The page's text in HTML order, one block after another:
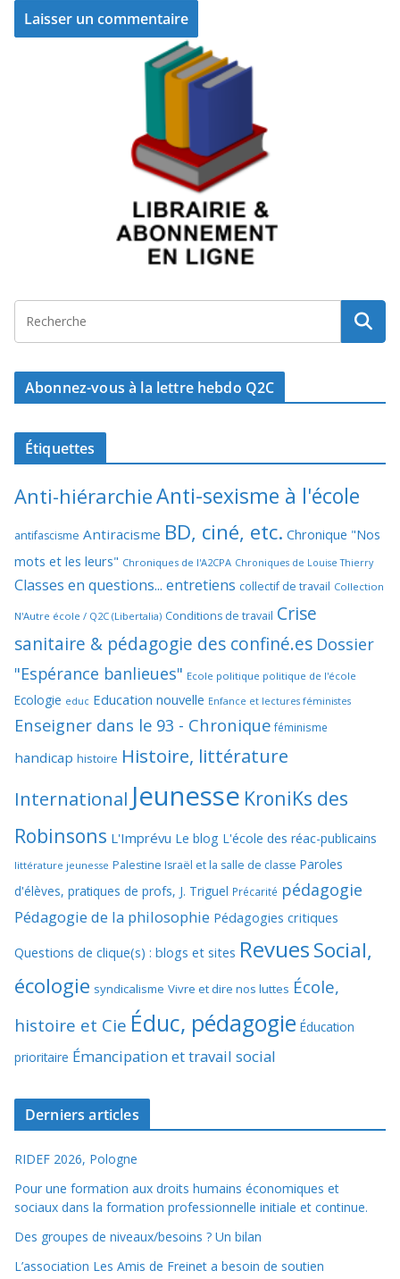
Abonnez-vous à la lettre hebdo Q2C
Étiquettes
Anti-hiérarchieAnti-sexisme à l'école
antifascisme Antiracisme BD, ciné, etc. Chronique "Nos
mots et les leurs" Chroniques de l'A2CPA Chroniques de Louise Thierry
Classes en questions... entretiens collectif de travail Collection
N'Autre école / Q2C (Libertalia) Conditions de travail Crise
sanitaire & pédagogie des confiné.es Dossier
"Espérance banlieues" Ecole politique politique de l'école
Ecologie educ Education nouvelle Enfance et lectures féministes
Enseigner dans le 93 - Chronique féminisme
handicap histoire Histoire, littérature
International Jeunesse KroniKs des
Robinsons L'Imprévu Le blog L'école des réac-publicains
littérature jeunesse Palestine Israël et la salle de classe Paroles
d'élèves, pratiques de profs, J. Triguel Précarité pédagogie
Pédagogie de la philosophie Pédagogies critiques
Questions de clique(s) : blogs et sites RevuesSocial,
écologie syndicalisme Vivre et dire nos luttes École,
histoire et Cie Éduc, pédagogie Éducation
prioritaire Émancipation et travail social
Derniers articles
RIDEF 2026, Pologne
Pour une formation aux droits humains économiques et
sociaux dans la formation professionnelle initiale et continue.
Des groupes de niveaux/besoins ? Un bilan
L’association Les Amis de Freinet a besoin de soutien